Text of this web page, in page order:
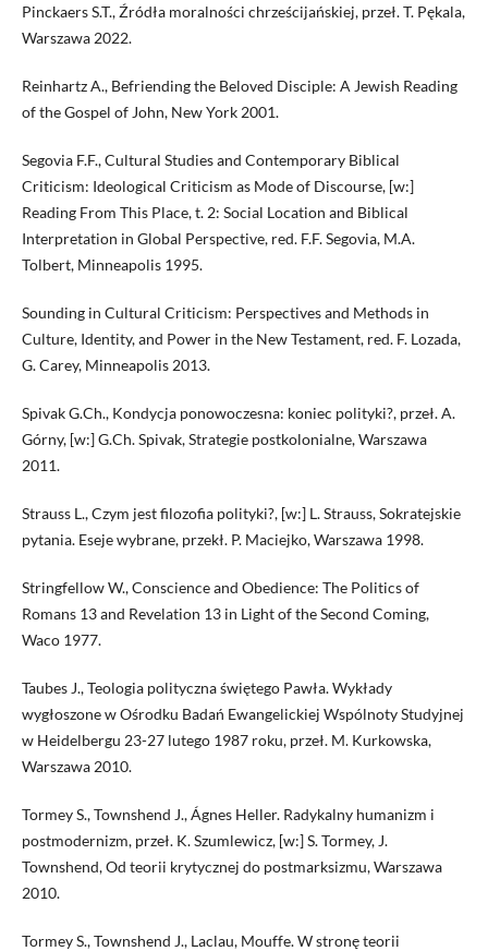
Pinckaers S.T., Źródła moralności chrześcijańskiej, przeł. T. Pękala,
Warszawa 2022.
Reinhartz A., Befriending the Beloved Disciple: A Jewish Reading
of the Gospel of John, New York 2001.
Segovia F.F., Cultural Studies and Contemporary Biblical
Criticism: Ideological Criticism as Mode of Discourse, [w:]
Reading From This Place, t. 2: Social Location and Biblical
Interpretation in Global Perspective, red. F.F. Segovia, M.A.
Tolbert, Minneapolis 1995.
Sounding in Cultural Criticism: Perspectives and Methods in
Culture, Identity, and Power in the New Testament, red. F. Lozada,
G. Carey, Minneapolis 2013.
Spivak G.Ch., Kondycja ponowoczesna: koniec polityki?, przeł. A.
Górny, [w:] G.Ch. Spivak, Strategie postkolonialne, Warszawa
2011.
Strauss L., Czym jest filozofia polityki?, [w:] L. Strauss, Sokratejskie
pytania. Eseje wybrane, przekł. P. Maciejko, Warszawa 1998.
Stringfellow W., Conscience and Obedience: The Politics of
Romans 13 and Revelation 13 in Light of the Second Coming,
Waco 1977.
Taubes J., Teologia polityczna świętego Pawła. Wykłady
wygłoszone w Ośrodku Badań Ewangelickiej Wspólnoty Studyjnej
w Heidelbergu 23-27 lutego 1987 roku, przeł. M. Kurkowska,
Warszawa 2010.
Tormey S., Townshend J., Ágnes Heller. Radykalny humanizm i
postmodernizm, przeł. K. Szumlewicz, [w:] S. Tormey, J.
Townshend, Od teorii krytycznej do postmarksizmu, Warszawa
2010.
Tormey S., Townshend J., Laclau, Mouffe. W stronę teorii